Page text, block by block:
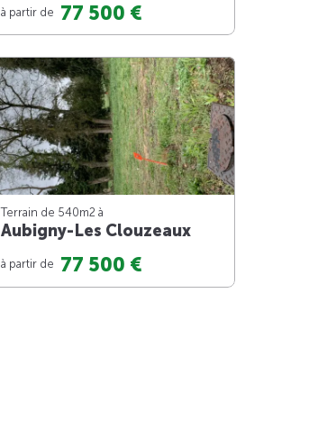
à partir de 77 500 €
Terrain de 540m2 à
Aubigny-Les Clouzeaux
à partir de 77 500 €